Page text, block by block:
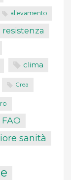
allevamento
clima
Crea
FAO
sanità